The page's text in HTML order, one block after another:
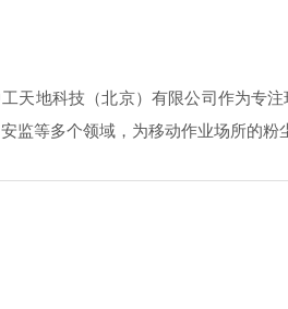
地科技（北京）有限公司作为专注
等多个领域，为移动作业场所的粉